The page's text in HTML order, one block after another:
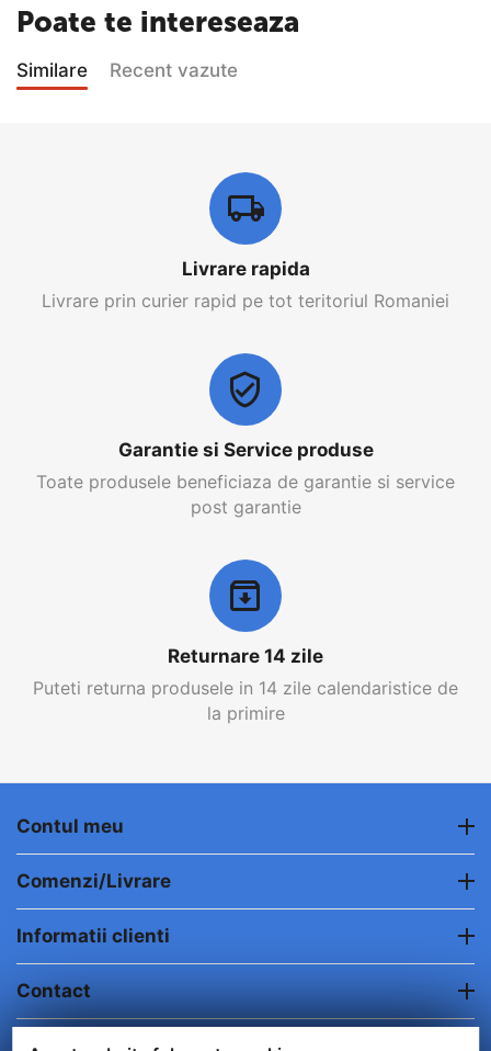
Poate te intereseaza
Similare Recent vazute
Livrare rapida
Livrare prin curier rapid pe tot teritoriul Romaniei
Garantie si Service produse
Toate produsele beneficiaza de garantie si service
post garantie
Returnare 14 zile
Puteti returna produsele in 14 zile calendaristice de
la primire
Contul meu
Comenzi/Livrare
Informatii clienti
Contact